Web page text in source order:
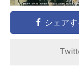
シェアす